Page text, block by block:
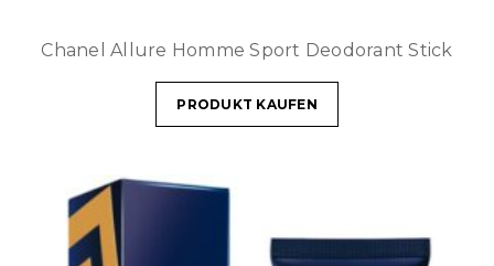
Chanel Allure Homme Sport Deodorant Stick
PRODUKT KAUFEN